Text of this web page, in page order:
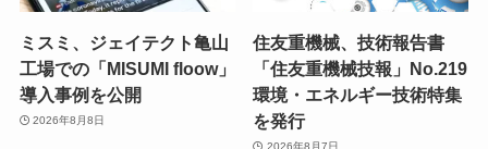
ミスミ、ジェイテクト亀山
工場での「MISUMI floow」
導入事例を公開
2026年8月8日
住友重機械、技術報告書
「住友重機械技報」No.219
環境・エネルギー技術特集
を発行
2026年8月7日